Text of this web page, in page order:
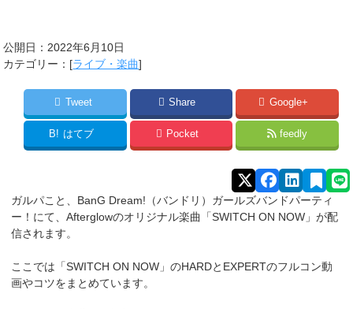
公開日： 2022年6月10日
カテゴリー：[ライブ・楽曲]
Tweet Share Google+
B! はてブ Pocket feedly
ガルパこと、BanG Dream!（バンドリ）ガールズバンドパーティ
ー！にて、Afterglowのオリジナル楽曲「SWITCH ON NOW」が配
信されます。
ここでは「SWITCH ON NOW」のHARDとEXPERTのフルコン動
画やコツをまとめています。